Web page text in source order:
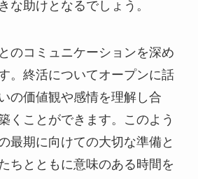
な助けとなるでしょう。
のコミュニケーションを深め
。終活についてオープンに話
の価値観や感情を理解し合
くことができます。このよう
最期に向けての大切な準備と
ちとともに意味のある時間を